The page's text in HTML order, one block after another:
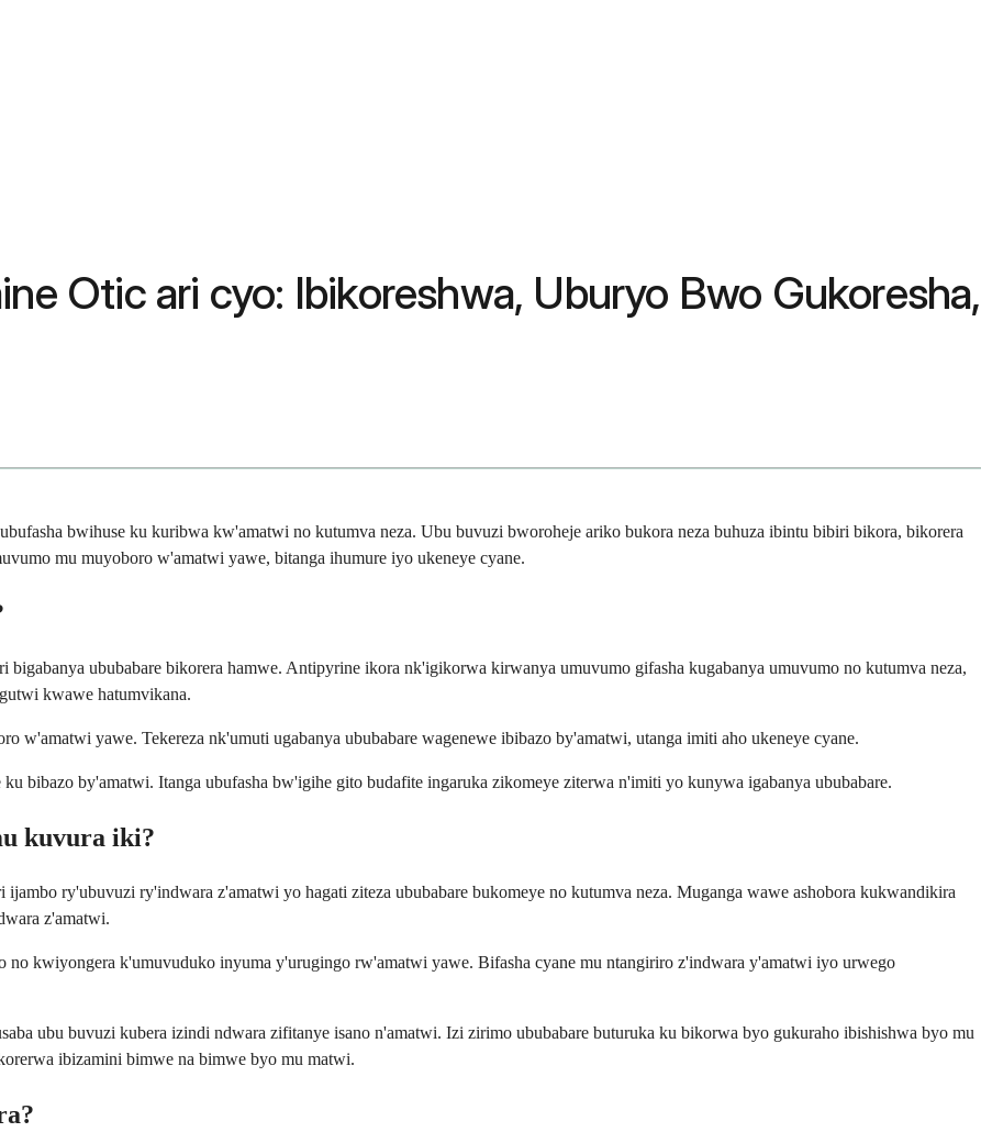
Otic ari cyo: Ibikoreshwa, Uburyo Bwo Gukoresha,
bwihuse ku kuribwa kw'amatwi no kutumva neza. Ubu buvuzi bworoheje ariko bukora neza buhuza ibintu bibiri bikora, bikorera
mu muyoboro w'amatwi yawe, bitanga ihumure iyo ukeneye cyane.
ububabare bikorera hamwe. Antipyrine ikora nk'igikorwa kirwanya umuvumo gifasha kugabanya umuvumo no kutumva neza,
kwawe hatumvikana.
w'amatwi yawe. Tekereza nk'umuti ugabanya ububabare wagenewe ibibazo by'amatwi, utanga imiti aho ukeneye cyane.
bibazo by'amatwi. Itanga ubufasha bw'igihe gito budafite ingaruka zikomeye ziterwa n'imiti yo kunywa igabanya ububabare.
kuvura iki?
ry'ubuvuzi ry'indwara z'amatwi yo hagati ziteza ububabare bukomeye no kutumva neza. Muganga wawe ashobora kukwandikira
z'amatwi.
kwiyongera k'umuvuduko inyuma y'urugingo rw'amatwi yawe. Bifasha cyane mu ntangiriro z'indwara y'amatwi iyo urwego
ubu buvuzi kubera izindi ndwara zifitanye isano n'amatwi. Izi zirimo ububabare buturuka ku bikorwa byo gukuraho ibishishwa byo mu
ibizamini bimwe na bimwe byo mu matwi.